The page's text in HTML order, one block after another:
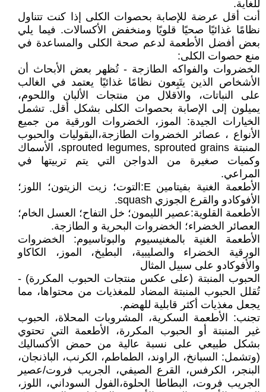
للغاية.
أنت أقل عرضة للإصابة بحصوات الكلى إذا كنت تتناول
نظامًا غذائيًا صحيًا قلويًا ومنخفض الأكسالات. فيما يلي
بعض أفضل الأطعمة لدعم صحة الكلى والمساعدة في
منع حصوات الكلى:
الخضروات والفواكه الطازجة - تُظهر بعض الأبحاث أن
الأشخاص الذين يتَبِعون نظامًا غذائيًا يعتمد في الغالب
على النباتات، والاقلال من منتجات الألبان واللحوم،
يميلون إلى الإصابة بحصوات الكلى بشكل أقل. تشمل
الخيارات الجيدة: الموز، الخضروات الورقية من جميع
الأنواع ، عصائر الخضروات الطازجة،البقوليات والحبوب
المنبتة sprouted legumes, sprouted grains، الأسماك
وكميات صغيرة من الدواجن التي يتم تربيتها في
المراعي.
الأطعمة الغنية بفيتامين E:التوت؛ زيت الزيتون؛ اللوز؛
الأفوكادو والقرع الجوزي squash.
الأطعمة القلوية:عصير الليمون؛ خل التفاح؛ العسل الخام؛
العصائر الخضراء؛ الخضروات البحرية و الطازجة.
الأطعمة الغنية بالمغنيسيوم والبوتاسيوم: الخضروات
الورقية الخضراء والصليبية، البطيخ، الموز، الكاكاو
والأفوكادو على سبيل المثال
الحبوب المنبتة (على عكس منتجات الحبوب المكررة) -
تُقلل الحبوب المنبتة المضاد للمغذيات من محتواها، مما
يجعل مغذيات أكثر قابلية للهضم.
تجنب: الأطعمة السكرية، المشروبات المحلاة، الحبوب
غير المنبتة أو الحبوب المكررة، الأطعمة التي تحتوي
بشكل طبيعي على نسبة عالية من حمض الأكساليك
(وتشمل: السبانخ، الراوند، الطماطم، الكرنب، الباذنجان،
البنجر، الكرفس، القرع الصيفي، الجريب فروت/عصير
الجريب فروت، البطاطا الحلوة،الفول السوداني، اللوز،